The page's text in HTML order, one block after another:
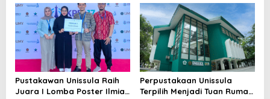
ACQUIN Lewat Jalur Fast
Track
Laboratorium Unggulan
Pustakawan Unissula Raih
Juara I Lomba Poster Ilmiah
Perpustakaan Unissula
Terpilih Menjadi Tuan Rumah